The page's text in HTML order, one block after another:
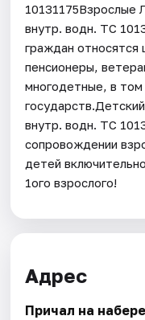
10131175Взрослые
внутр. водн. ТС
граждан относятся
пенсионеры,
многодетные, в том
внутр. водн. ТС
сопровождении
детей
1ого взрослого!
Адрес
Причал на